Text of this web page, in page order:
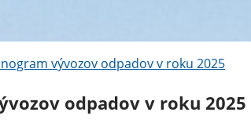
vývozov odpadov v roku 2025
odpadov v roku 2025